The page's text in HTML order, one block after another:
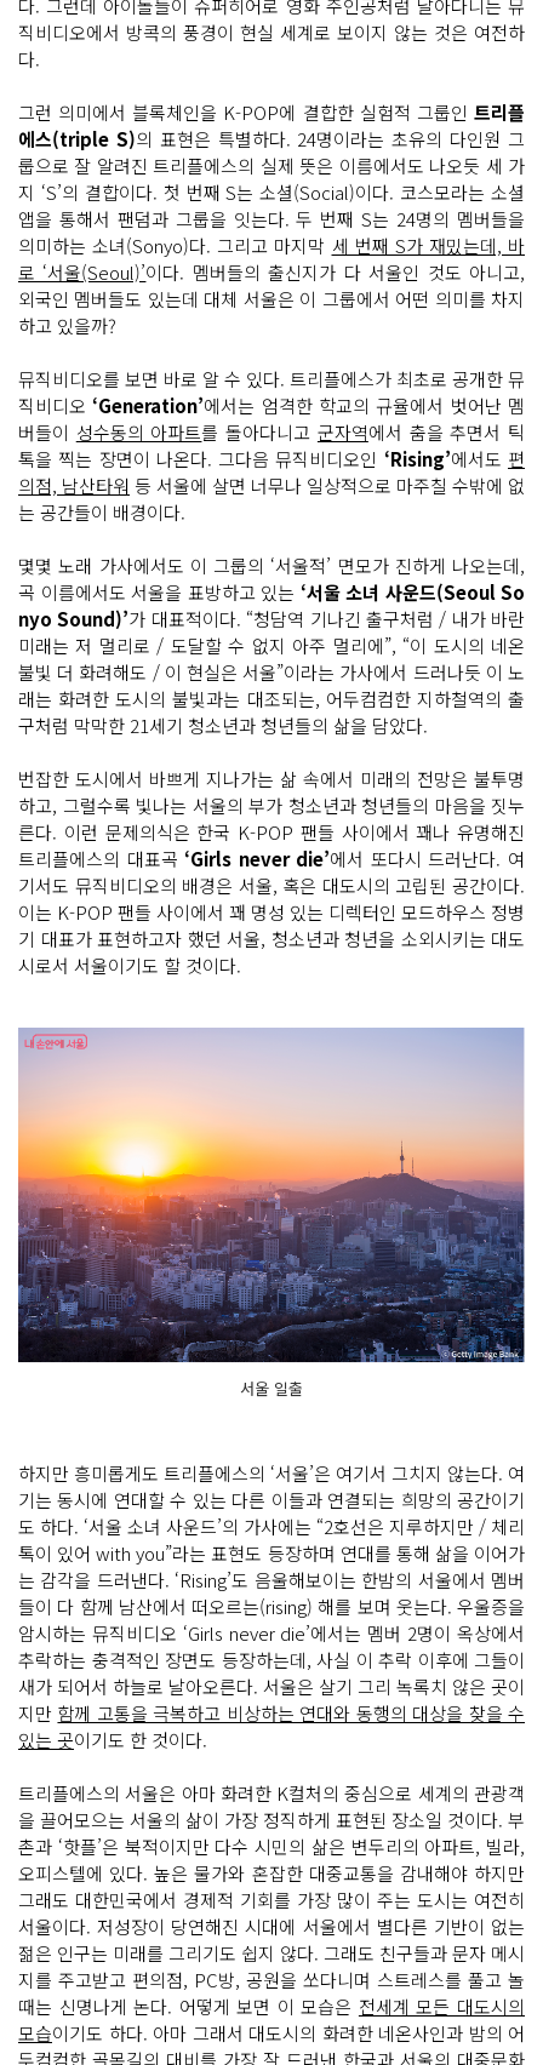
다. 그런데 아이돌들이 슈퍼히어로 영화 주인공처럼 날아다니는 뮤
직비디오에서 방콕의 풍경이 현실 세계로 보이지 않는 것은 여전하
다.
그런 의미에서 블록체인을 K-POP에 결합한 실험적 그룹인 트리플
에스(triple S)의 표현은 특별하다. 24명이라는 초유의 다인원 그
룹으로 잘 알려진 트리플에스의 실제 뜻은 이름에서도 나오듯 세 가
지 ‘S’의 결합이다. 첫 번째 S는 소셜(Social)이다. 코스모라는 소셜
앱을 통해서 팬덤과 그룹을 잇는다. 두 번째 S는 24명의 멤버들을
의미하는 소녀(Sonyo)다. 그리고 마지막 세 번째 S가 재밌는데, 바
로 ‘서울(Seoul)’이다. 멤버들의 출신지가 다 서울인 것도 아니고,
외국인 멤버들도 있는데 대체 서울은 이 그룹에서 어떤 의미를 차지
하고 있을까?
뮤직비디오를 보면 바로 알 수 있다. 트리플에스가 최초로 공개한 뮤
직비디오 ‘Generation’에서는 엄격한 학교의 규율에서 벗어난 멤
버들이 성수동의 아파트를 돌아다니고 군자역에서 춤을 추면서 틱
톡을 찍는 장면이 나온다. 그다음 뮤직비디오인 ‘Rising’에서도 편
의점, 남산타워 등 서울에 살면 너무나 일상적으로 마주칠 수밖에 없
는 공간들이 배경이다.
몇몇 노래 가사에서도 이 그룹의 ‘서울적’ 면모가 진하게 나오는데,
곡 이름에서도 서울을 표방하고 있는 ‘서울 소녀 사운드(Seoul So
nyo Sound)’가 대표적이다. “청담역 기나긴 출구처럼 / 내가 바란
미래는 저 멀리로 / 도달할 수 없지 아주 멀리에”, “이 도시의 네온
불빛 더 화려해도 / 이 현실은 서울”이라는 가사에서 드러나듯 이 노
래는 화려한 도시의 불빛과는 대조되는, 어두컴컴한 지하철역의 출
구처럼 막막한 21세기 청소년과 청년들의 삶을 담았다.
번잡한 도시에서 바쁘게 지나가는 삶 속에서 미래의 전망은 불투명
하고, 그럴수록 빛나는 서울의 부가 청소년과 청년들의 마음을 짓누
른다. 이런 문제의식은 한국 K-POP 팬들 사이에서 꽤나 유명해진
트리플에스의 대표곡 ‘Girls never die’에서 또다시 드러난다. 여
기서도 뮤직비디오의 배경은 서울, 혹은 대도시의 고립된 공간이다.
이는 K-POP 팬들 사이에서 꽤 명성 있는 디렉터인 모드하우스 정병
기 대표가 표현하고자 했던 서울, 청소년과 청년을 소외시키는 대도
시로서 서울이기도 할 것이다.
서울 일출
하지만 흥미롭게도 트리플에스의 ‘서울’은 여기서 그치지 않는다. 여
기는 동시에 연대할 수 있는 다른 이들과 연결되는 희망의 공간이기
도 하다. ‘서울 소녀 사운드’의 가사에는 “2호선은 지루하지만 / 체리
톡이 있어 with you”라는 표현도 등장하며 연대를 통해 삶을 이어가
는 감각을 드러낸다. ‘Rising’도 음울해보이는 한밤의 서울에서 멤버
들이 다 함께 남산에서 떠오르는(rising) 해를 보며 웃는다. 우울증을
암시하는 뮤직비디오 ‘Girls never die’에서는 멤버 2명이 옥상에서
추락하는 충격적인 장면도 등장하는데, 사실 이 추락 이후에 그들이
새가 되어서 하늘로 날아오른다. 서울은 살기 그리 녹록치 않은 곳이
지만 함께 고통을 극복하고 비상하는 연대와 동행의 대상을 찾을 수
있는 곳이기도 한 것이다.
트리플에스의 서울은 아마 화려한 K컬처의 중심으로 세계의 관광객
을 끌어모으는 서울의 삶이 가장 정직하게 표현된 장소일 것이다. 부
촌과 ‘핫플’은 북적이지만 다수 시민의 삶은 변두리의 아파트, 빌라,
오피스텔에 있다. 높은 물가와 혼잡한 대중교통을 감내해야 하지만
그래도 대한민국에서 경제적 기회를 가장 많이 주는 도시는 여전히
서울이다. 저성장이 당연해진 시대에 서울에서 별다른 기반이 없는
젊은 인구는 미래를 그리기도 쉽지 않다. 그래도 친구들과 문자 메시
지를 주고받고 편의점, PC방, 공원을 쏘다니며 스트레스를 풀고 놀
때는 신명나게 논다. 어떻게 보면 이 모습은 전세계 모든 대도시의
모습이기도 하다. 아마 그래서 대도시의 화려한 네온사인과 밤의 어
두컴컴한 골목길의 대비를 가장 잘 드러낸 한국과 서울의 대중문화